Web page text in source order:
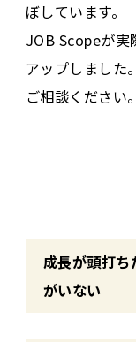
ぼしています。
JOB Scopeが実
アップしました
ご相談ください。
成長が頭打ち
がいない